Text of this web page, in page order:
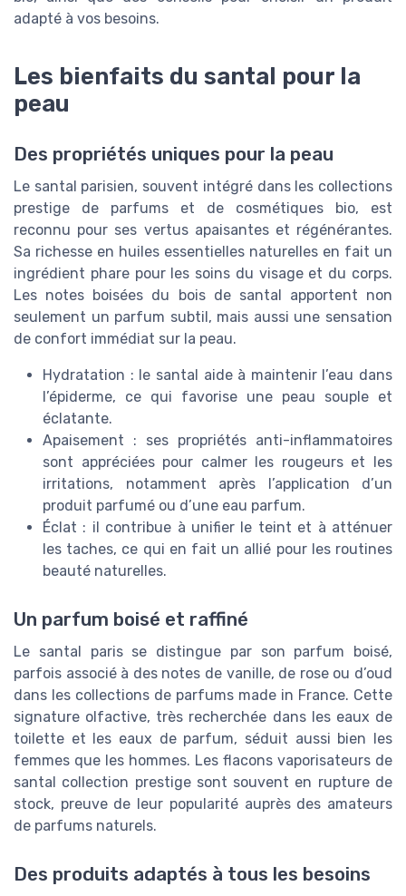
adapté à vos besoins.
Les bienfaits du santal pour la
peau
Des propriétés uniques pour la peau
Le santal parisien, souvent intégré dans les collections
prestige de parfums et de cosmétiques bio, est
reconnu pour ses vertus apaisantes et régénérantes.
Sa richesse en huiles essentielles naturelles en fait un
ingrédient phare pour les soins du visage et du corps.
Les notes boisées du bois de santal apportent non
seulement un parfum subtil, mais aussi une sensation
de confort immédiat sur la peau.
Hydratation : le santal aide à maintenir l’eau dans
l’épiderme, ce qui favorise une peau souple et
éclatante.
Apaisement : ses propriétés anti-inflammatoires
sont appréciées pour calmer les rougeurs et les
irritations, notamment après l’application d’un
produit parfumé ou d’une eau parfum.
Éclat : il contribue à unifier le teint et à atténuer
les taches, ce qui en fait un allié pour les routines
beauté naturelles.
Un parfum boisé et raffiné
Le santal paris se distingue par son parfum boisé,
parfois associé à des notes de vanille, de rose ou d’oud
dans les collections de parfums made in France. Cette
signature olfactive, très recherchée dans les eaux de
toilette et les eaux de parfum, séduit aussi bien les
femmes que les hommes. Les flacons vaporisateurs de
santal collection prestige sont souvent en rupture de
stock, preuve de leur popularité auprès des amateurs
de parfums naturels.
Des produits adaptés à tous les besoins